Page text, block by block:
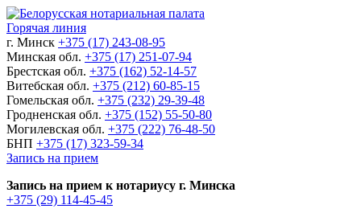
Горячая линия
г. Минск +375 (17) 243-08-95
Минская обл. +375 (17) 251-07-94
Брестская обл. +375 (162) 52-14-57
Витебская обл. +375 (212) 60-85-15
Гомельская обл. +375 (232) 29-39-48
Гродненская обл. +375 (152) 55-50-80
Могилевская обл. +375 (222) 76-48-50
БНП +375 (17) 323-59-34
Запись на прием
Запись на прием к нотариусу г. Минска
+375 (29) 114-45-45